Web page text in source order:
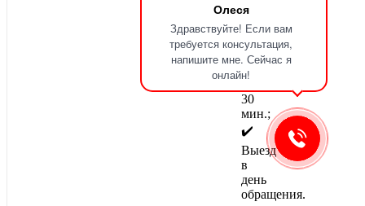
Олеся
Здравствуйте! Если вам
требуется консультация,
напишите мне. Сейчас я
онлайн!
раза;
✔️
Время
обработки
30
мин.;
✔️
Выезд
в
день
обращения.
Пользовательское соглашение